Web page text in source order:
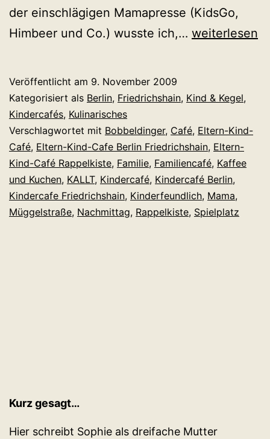
der einschlägigen Mamapresse (KidsGo,
Himbeer und Co.) wusste ich,… Zappenduster
Rappelkiste!
mal
ein
Eltern-
Kind-
Café
weiterlesen
Veröffentlicht am 9. November 2009
Kategorisiert als Berlin, Friedrichshain, Kind & Kegel,
Kindercafés, Kulinarisches
Verschlagwortet mit Bobbeldinger, Café, Eltern-Kind-
Café, Eltern-Kind-Cafe Berlin Friedrichshain, Eltern-
Kind-Café Rappelkiste, Familie, Familiencafé, Kaffee
und Kuchen, KALLT, Kindercafé, Kindercafé Berlin,
Kindercafe Friedrichshain, Kinderfeundlich, Mama,
Müggelstraße, Nachmittag, Rappelkiste, Spielplatz
Kurz gesagt…
Hier schreibt Sophie als dreifache Mutter